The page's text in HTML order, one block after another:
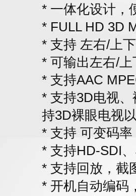
* 一体化设计，
* FULL HD 3D
* 支持 左右/上
* 可输出左右/
* 支持AAC
* 支持3D电视
持3D裸眼电视
* 支持 可变码
* 支持HD-SDI
* 支持回放，截
* 开机自动编码